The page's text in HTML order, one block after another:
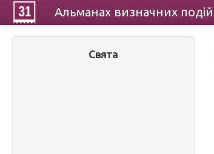
Альманах визначних подій
Свята